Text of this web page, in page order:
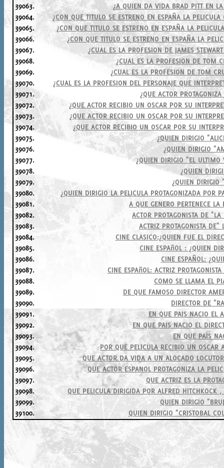
39063.
¿A QUIEN DA VIDA BRAD PITT EN
39064.
¿CON QUE TITULO SE ESTRENO EN ESPAÑA LA
39065.
¿CON QUE TITULO SE ESTRENO EN ESPAÑA LA
39066.
¿CON QUE TITULO SE ESTRENO EN ESPAÑA LA
39067.
¿CUAL ES LA PROFESION DE JAMES
39068.
¿CUAL ES LA PROFESION DE TOM
39069.
¿CUAL ES LA PROFESION DE TOM
39070.
¿CUAL ES LA PROFESION DEL PERSONAJE QUE
39071.
¿QUE ACTOR
39072.
¿QUE ACTOR RECIBIO UN OSCAR POR SU
39073.
¿QUE ACTOR RECIBIO UN OSCAR POR SU
39074.
¿QUE ACTOR RECIBIO UN OSCAR POR SU
39075.
¿QUIEN DIRIGIO
39076.
¿QUIEN DIRIGIO
39077.
¿QUIEN DIRIGIO "EL ULTIMO
39078.
¿QUIEN
39079.
¿QUIEN DIRIGIO
39080.
¿QUIEN DIRIGIO LA PELICULA PROTAGONIZADA POR
39081.
A QUE GENERO PERTENECE
39082.
ACTOR PROTAGONISTA DE
39083.
ACTRIZ PROTAGONISTA
39084.
CINE CLASICO:¿QUIEN FUE EL
39085.
CINE ESPAñOL : ¿QUIEN
39086.
CINE ESPAÑOL:
39087.
CINE ESPAñOL: ACTRIZ
39088.
COMO SE LLAMA EL
39089.
DE QUE FAMOSO DIRECTOR
39090.
DIRECTOR DE
39091.
EN QUE PAIS NACIO EL
39092.
EN QUE PAIS NACIO EL
39093.
EN QUE PAIS
39094.
POR QUE PELICULA RECIBIO UN OSCAR
39095.
QUE ACTOR DA VIDA A UN ALOCADO
39096.
QUE ACTOR ESPANOL PROTAGONIZA LA
39097.
QUE ACTRIZ ES LA
39098.
QUE PELICULA DIRIGIDA POR ALFRED
39099.
QUIEN DIRIGIO
39100.
QUIEN DIRIGIO "CRISTOBAL